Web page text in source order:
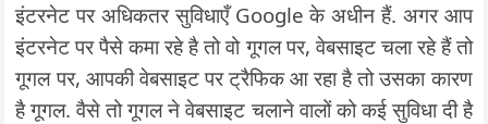
इंटरनेट पर अधिकतर सुविधाएँ Google के अधीन हैं. अगर आप
इंटरनेट पर पैसे कमा रहे है तो वो गूगल पर, वेबसाइट चला रहे हैं तो
गूगल पर, आपकी वेबसाइट पर ट्रैफिक आ रहा है तो उसका कारण
है गूगल. वैसे तो गूगल ने वेबसाइट चलाने वालों को कई सुविधा दी है